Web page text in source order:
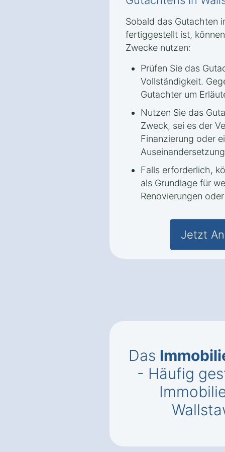
Sobald das Gutachten
fertiggestellt ist,
Zwecke nutzen:
Prüfen Sie das
Vollständigkeit.
Gutachter um
Nutzen Sie das
Zweck, sei es der
Finanzierung oder
Falls erforderlich,
als Grundlage für
Renovierungen
Jetzt
Das
- Häufig